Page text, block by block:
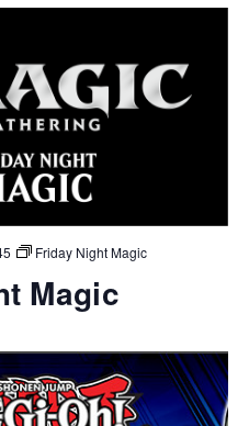
Friday Night Magic
Magic